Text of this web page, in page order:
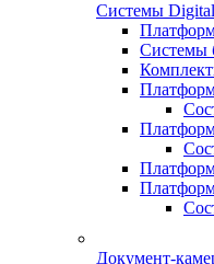
Системы
Системы
Документ-